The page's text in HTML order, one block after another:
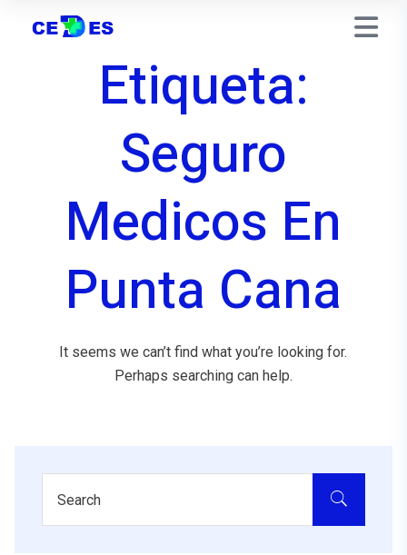
Etiqueta:
Seguro
Medicos En
Punta Cana
It seems we can’t find what you’re looking for.
Perhaps searching can help.